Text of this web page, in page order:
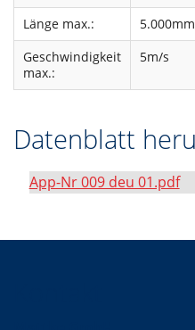
Länge max.:
5.000mm
Geschwindigkeit
max.:
5m/s
Datenblatt
App-Nr 009 deu 01.pdf